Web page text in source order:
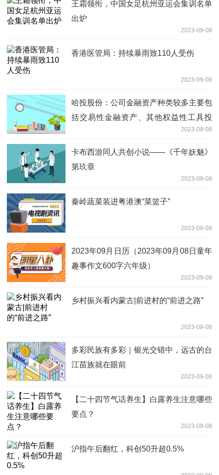
王霜领衔，中国女足杭州亚运会集训名单
出炉
2023-09-08
香港医管局：持续暴雨致110人受伤
2023-09-08
哈投股份：公司金融资产种类较多主要包
括交易性金融资产、其他权益性工具投
资、应收款项、买入返售金融资产、其他
债权投资等
2023-09-08
卡布西游同人共创小说——《千年妖魅》
第玖章
2023-09-08
秦岭蔬菜装进粤港澳“菜篮子”
2023-09-08
2023年09月日历（2023年09月08日童年
趣事作文600字六年级）
2023-09-08
乡村振兴看内蒙古|前进村的“前进之路”
2023-09-08
多彩民族有多彩｜银光交错中，远古的台
江苗族就在眼前
2023-09-08
【二十四节气话养生】白露养生注意哪些
要点？
2023-09-08
沪指午后翻红，科创50升超0.5%